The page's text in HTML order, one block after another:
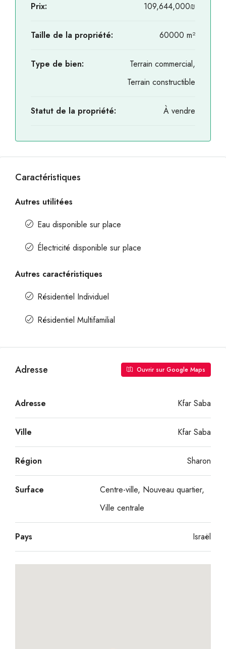
Prix: 109,644,000₪
Taille de la propriété: 60000 m²
Type de bien:
Terrain commercial,
Terrain constructible
Statut de la propriété: À vendre
Caractéristiques
Autres utilitées
Eau disponible sur place
Électricité disponible sur place
Autres caractéristiques
Résidentiel Individuel
Résidentiel Multifamilial
Adresse Ouvrir sur Google Maps
Adresse Kfar Saba
Ville Kfar Saba
Région Sharon
Surface
Centre-ville, Nouveau quartier,
Ville centrale
Pays Israël